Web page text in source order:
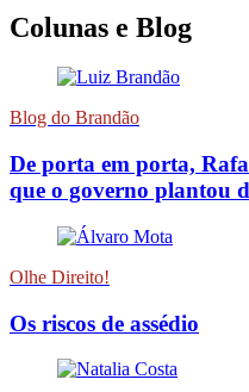
Colunas e Blog
Blog do Brandão
De porta em porta,
que o governo plantou
Olhe Direito!
Os riscos de assédio